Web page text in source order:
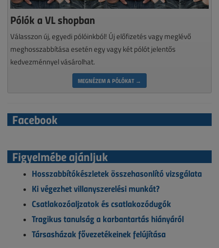
Pólók a VL shopban
Válasszon új, egyedi pólóinkból! Új előfizetés vagy meglévő
meghosszabbítása esetén egy vagy két pólót jelentős
kedvezménnyel vásárolhat.
MEGNÉZEM A PÓLÓKAT →
Facebook
Figyelmébe ajánljuk
Hosszabbítókészletek összehasonlító vizsgálata
Ki végezhet villanyszerelési munkát?
Csatlakozóaljzatok és csatlakozódugók
Tragikus tanulság a karbantartás hiányáról
Társasházak fővezetékeinek felújítása